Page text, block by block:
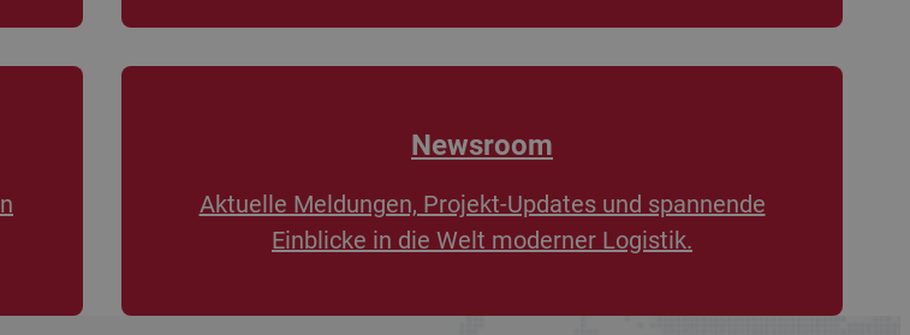
Newsroom
Aktuelle Meldungen, Projekt-Updates und spannende
Einblicke in die Welt moderner Logistik.